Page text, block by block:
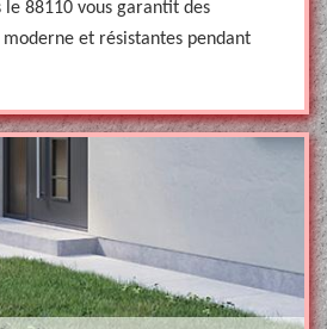
le 88110 vous garantit des
et résistantes pendant